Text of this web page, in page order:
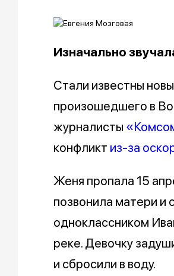
Изначально
Стали известны
произошедшего в
журналисты
конфликт из-за
Женя пропала 15
позвонила матери и
одноклассником
реке. Девочку
и сбросили в воду.